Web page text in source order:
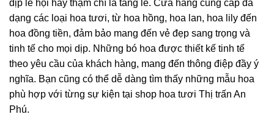
dịp lễ hội hay thậm chí là tang lễ. Cửa hàng cung cấp đa
dạng các loại hoa tươi, từ hoa hồng, hoa lan, hoa lily đến
hoa đồng tiền, đảm bảo mang đến vẻ đẹp sang trọng và
tinh tế cho mọi dịp. Những bó hoa được thiết kế tinh tế
theo yêu cầu của khách hàng, mang đến thông điệp đầy ý
nghĩa. Bạn cũng có thể dễ dàng tìm thấy những mẫu hoa
phù hợp với từng sự kiện tại shop hoa tươi Thị trấn An
Phú.